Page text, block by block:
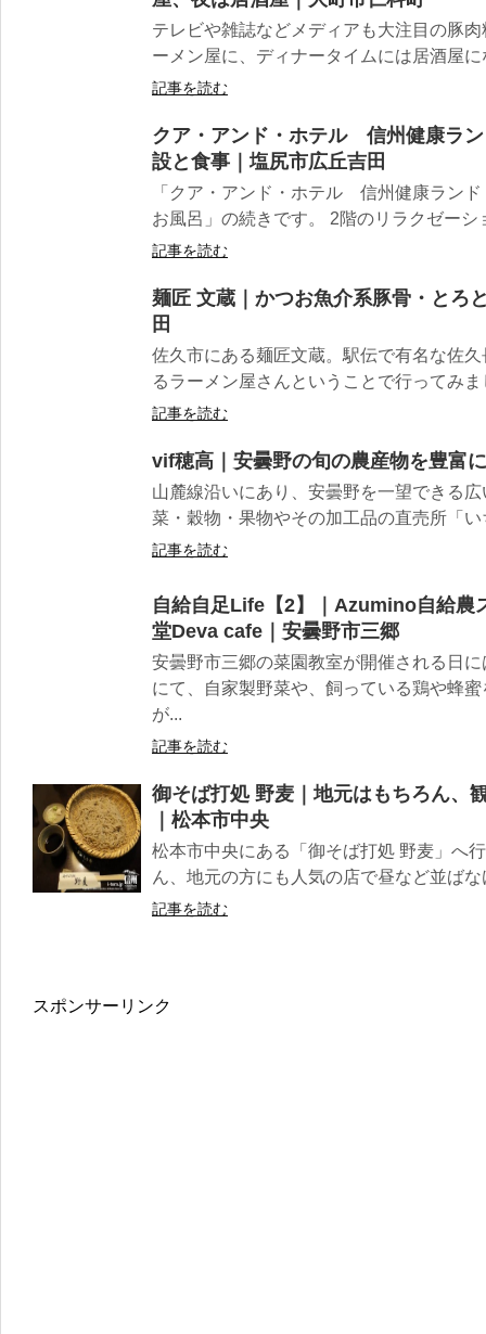
テレビや雑誌などメディアも大注目の豚
ーメン屋に、ディナータイムには居酒屋
記事を読む
クア・アンド・ホテル 信州健康ラ
設と食事｜塩尻市広丘吉田
「クア・アンド・ホテル 信州健康ラン
お風呂」の続きです。 2階のリラクゼー
記事を読む
麺匠 文蔵｜かつお魚介系豚骨・とろ
田
佐久市にある麺匠文蔵。駅伝で有名な佐
るラーメン屋さんということで行ってみ
記事を読む
vif穂高｜安曇野の旬の農産物を豊富
山麓線沿いにあり、安曇野を一望できる
菜・穀物・果物やその加工品の直売所「
記事を読む
自給自足Life【2】｜Azumino自給農
堂Deva cafe｜安曇野市三郷
安曇野市三郷の菜園教室が開催される日
にて、自家製野菜や、飼っている鶏や蜂
が...
記事を読む
御そば打処 野麦｜地元はもちろん、
｜松本市中央
松本市中央にある「御そば打処 野麦」へ
ん、地元の方にも人気の店で昼など並ば
記事を読む
スポンサーリンク